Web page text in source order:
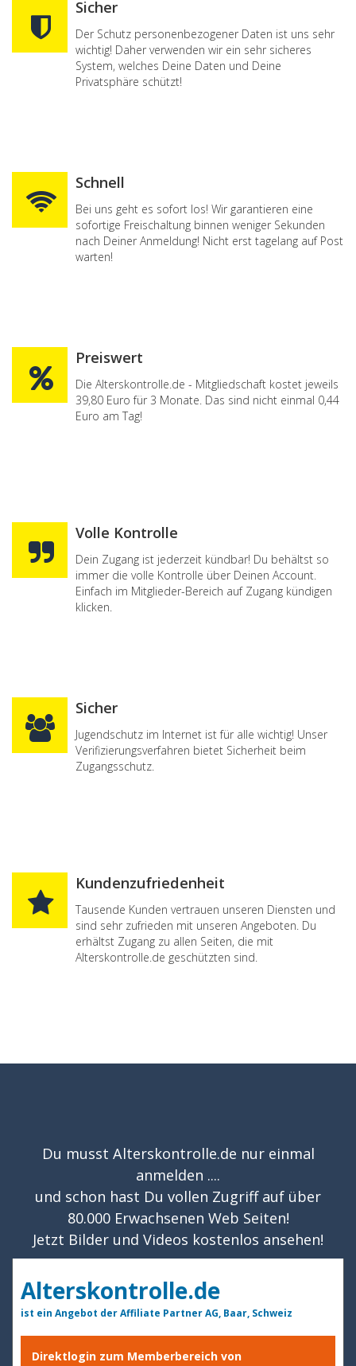
Sicher
Der Schutz personenbezogener Daten ist uns sehr
wichtig! Daher verwenden wir ein sehr sicheres
System, welches Deine Daten und Deine
Privatsphäre schützt!
Schnell
Bei uns geht es sofort los! Wir garantieren eine
sofortige Freischaltung binnen weniger Sekunden
nach Deiner Anmeldung! Nicht erst tagelang auf Post
warten!
Preiswert
Die Alterskontrolle.de - Mitgliedschaft kostet jeweils
39,80 Euro für 3 Monate. Das sind nicht einmal 0,44
Euro am Tag!
Volle Kontrolle
Dein Zugang ist jederzeit kündbar! Du behältst so
immer die volle Kontrolle über Deinen Account.
Einfach im Mitglieder-Bereich auf Zugang kündigen
klicken.
Sicher
Jugendschutz im Internet ist für alle wichtig! Unser
Verifizierungsverfahren bietet Sicherheit beim
Zugangsschutz.
Kundenzufriedenheit
Tausende Kunden vertrauen unseren Diensten und
sind sehr zufrieden mit unseren Angeboten. Du
erhältst Zugang zu allen Seiten, die mit
Alterskontrolle.de geschützten sind.
Du musst Alterskontrolle.de nur einmal
anmelden ....
und schon hast Du vollen Zugriff auf über
80.000 Erwachsenen Web Seiten!
Jetzt Bilder und Videos kostenlos ansehen!
Alterskontrolle.de
ist ein Angebot der Affiliate Partner AG, Baar, Schweiz
Direktlogin zum Memberbereich von